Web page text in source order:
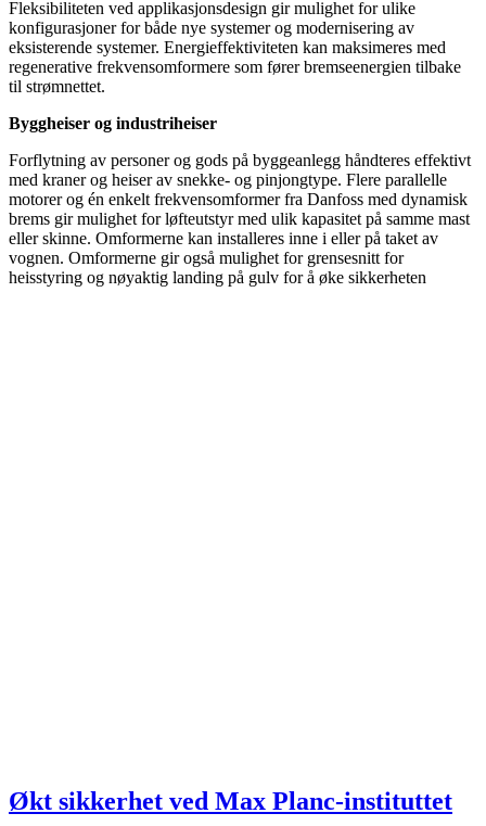
Fleksibiliteten ved applikasjonsdesign gir mulighet for ulike
konfigurasjoner for både nye systemer og modernisering av
eksisterende systemer. Energieffektiviteten kan maksimeres med
regenerative frekvensomformere som fører bremseenergien tilbake
til strømnettet.
Byggheiser og industriheiser
Forflytning av personer og gods på byggeanlegg håndteres effektivt
med kraner og heiser av snekke- og pinjongtype. Flere parallelle
motorer og én enkelt frekvensomformer fra Danfoss med dynamisk
brems gir mulighet for løfteutstyr med ulik kapasitet på samme mast
eller skinne. Omformerne kan installeres inne i eller på taket av
vognen. Omformerne gir også mulighet for grensesnitt for
heisstyring og nøyaktig landing på gulv for å øke sikkerheten
Økt sikkerhet ved Max Planc-instituttet